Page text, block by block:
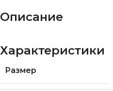
Описание
Характеристики
Размер